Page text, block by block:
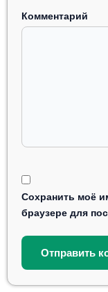
Комментарий
Сохранить моё
браузере для